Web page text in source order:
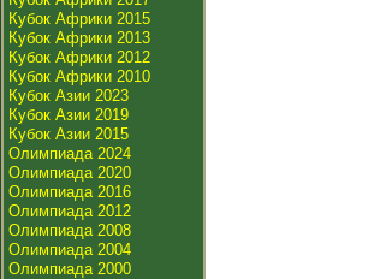
Кубок Африки 2015
Кубок Африки 2013
Кубок Африки 2012
Кубок Африки 2010
Кубок Азии 2023
Кубок Азии 2019
Кубок Азии 2015
Олимпиада 2024
Олимпиада 2020
Олимпиада 2016
Олимпиада 2012
Олимпиада 2008
Олимпиада 2004
Олимпиада 2000